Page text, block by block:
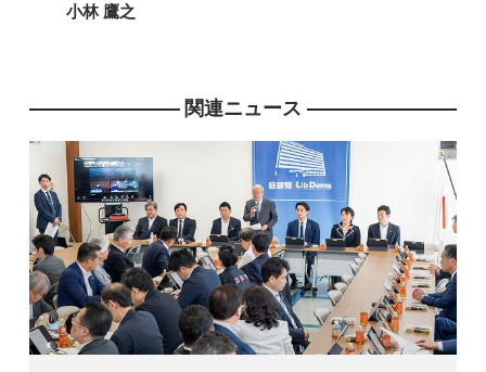
小林 鷹之
関連ニュース